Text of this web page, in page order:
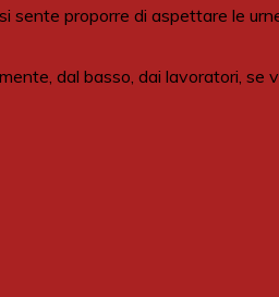
sente proporre di aspettare le
dal basso, dai lavoratori, se